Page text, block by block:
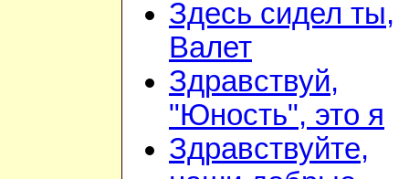
Здесь сидел ты,
Валет
Здравствуй,
"Юность", это я
Здравствуйте,